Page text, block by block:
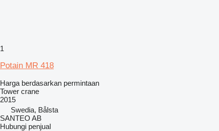
1
Potain MR 418
Harga berdasarkan permintaan
Tower crane
2015
Swedia, Bålsta
SANTEO AB
Hubungi penjual